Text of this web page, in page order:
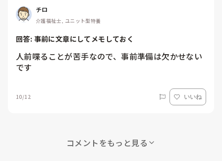
チロ
介護福祉士, ユニット型特養
回答: 事前に文章にしてメモしておく
人前喋ることが苦手なので、事前準備は欠かせない
です
10/12 いいね
コメントをもっと見る